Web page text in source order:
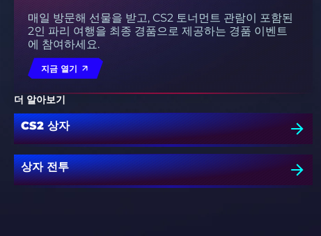
매일 방문해 선물을 받고, CS2 토너먼트 관람이 포함된
2인 파리 여행을 최종 경품으로 제공하는 경품 이벤트
에 참여하세요.
지금 열기
더 알아보기
CS2 상자
상자 전투